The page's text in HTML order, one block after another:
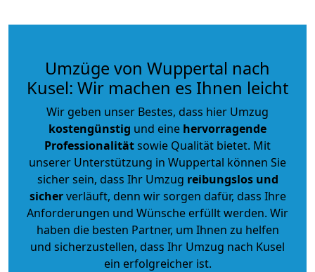
Umzüge von Wuppertal nach
Kusel: Wir machen es Ihnen leicht
Wir geben unser Bestes, dass hier Umzug
kostengünstig und eine hervorragende
Professionalitätsowie Qualität bietet. Mit
unserer Unterstützung in Wuppertal können Sie
sicher sein, dass Ihr Umzug reibungslos und
sicherverläuft, denn wir sorgen dafür, dass Ihre
Anforderungen und Wünsche erfüllt werden. Wir
haben die besten Partner, um Ihnen zu helfen
und sicherzustellen, dass Ihr Umzug nach Kusel
ein erfolgreicher ist.